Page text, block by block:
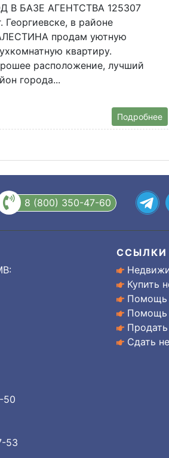
В БАЗЕ АГЕНТСТВА 125307
Георгиевске, в районе
продам уютную
квартиру.
расположение, лучший
города...
Подробнее
8 (800) 350-47-60
50
53
ССЫЛКИ
Купить
Помощь
Помощь
Сдать